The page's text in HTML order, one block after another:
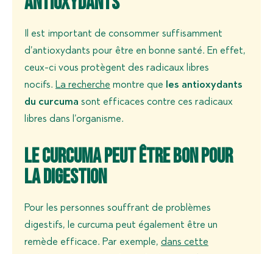
Il est important de consommer suffisamment
d’antioxydants pour être en bonne santé. En effet,
ceux-ci vous protègent des radicaux libres
nocifs. La recherche montre que
les antioxydants
du curcuma sont efficaces contre ces radicaux
libres dans l’organisme.
Le curcuma peut être bon pour
la digestion
Pour les personnes souffrant de problèmes
digestifs, le curcuma peut également être un
remède efficace. Par exemple, dans cette